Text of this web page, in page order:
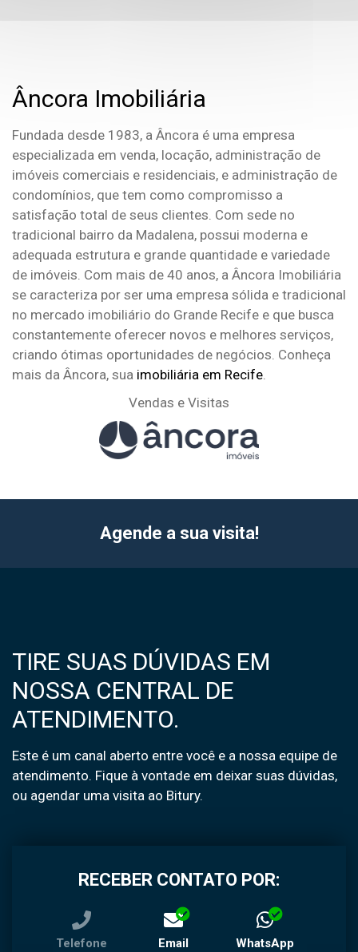
Âncora Imobiliária
Fundada desde 1983, a Âncora é uma empresa
especializada em venda, locação, administração de
imóveis comerciais e residenciais, e administração de
condomínios, que tem como compromisso a
satisfação total de seus clientes. Com sede no
tradicional bairro da Madalena, possui moderna e
adequada estrutura e grande quantidade e variedade
de imóveis. Com mais de 40 anos, a Âncora Imobiliária
se caracteriza por ser uma empresa sólida e tradicional
no mercado imobiliário do Grande Recife e que busca
constantemente oferecer novos e melhores serviços,
criando ótimas oportunidades de negócios. Conheça
mais da Âncora, sua imobiliária em Recife.
Vendas e Visitas
Agende a sua visita!
TIRE SUAS DÚVIDAS EM
NOSSA CENTRAL DE
ATENDIMENTO.
Este é um canal aberto entre você e a nossa equipe de
atendimento. Fique à vontade em deixar suas dúvidas,
ou agendar uma visita ao Bitury.
RECEBER CONTATO POR:
Telefone Email WhatsApp